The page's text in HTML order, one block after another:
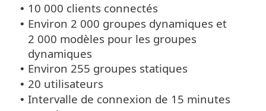
• 10 000 clients connectés
• Environ 2 000 groupes dynamiques et
2 000 modèles pour les groupes
dynamiques
• Environ 255 groupes statiques
• 20 utilisateurs
• Intervalle de connexion de 15 minutes